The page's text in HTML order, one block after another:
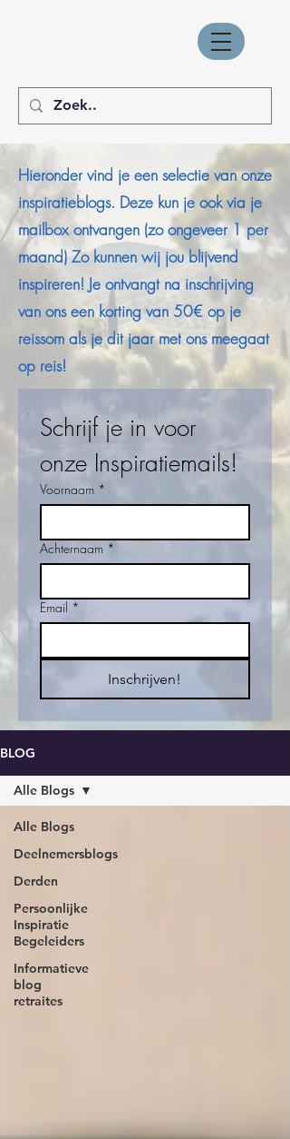
Hieronder vind je een selectie van onze
inspiratieblogs. Deze kun je ook via je
mailbox ontvangen (zo ongeveer 1 per
maand) Zo kunnen wij jou blijvend
inspireren! Je ontvangt na inschrijving
van ons een korting van 50€ op je
reissom als je dit jaar met ons meegaat
op reis!
Schrijf je in voor
onze Inspiratiemails!
Voornaam *
Achternaam *
Email *
Inschrijven!
BLOG
Alle Blogs
Deelnemersblogs
Derden
Persoonlijke
Inspiratie
Begeleiders
Informatieve
blog
retraites
Alle Blogs